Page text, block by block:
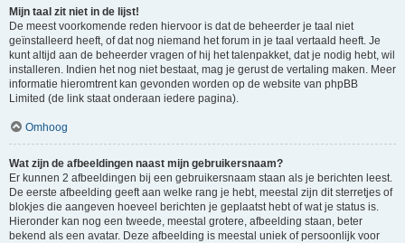
Mijn taal zit niet in de lijst!
De meest voorkomende reden hiervoor is dat de beheerder je taal niet
geïnstalleerd heeft, of dat nog niemand het forum in je taal vertaald heeft. Je
kunt altijd aan de beheerder vragen of hij het talenpakket, dat je nodig hebt, wil
installeren. Indien het nog niet bestaat, mag je gerust de vertaling maken. Meer
informatie hieromtrent kan gevonden worden op de website van phpBB
Limited (de link staat onderaan iedere pagina).
Omhoog
Wat zijn de afbeeldingen naast mijn gebruikersnaam?
Er kunnen 2 afbeeldingen bij een gebruikersnaam staan als je berichten leest.
De eerste afbeelding geeft aan welke rang je hebt, meestal zijn dit sterretjes of
blokjes die aangeven hoeveel berichten je geplaatst hebt of wat je status is.
Hieronder kan nog een tweede, meestal grotere, afbeelding staan, beter
bekend als een avatar. Deze afbeelding is meestal uniek of persoonlijk voor